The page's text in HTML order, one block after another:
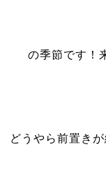
の季節です！
どうやら前置き